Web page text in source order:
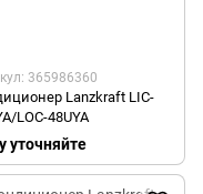
365986360
Lanzkraft LIC-
LOC-48UYA
уточняйте